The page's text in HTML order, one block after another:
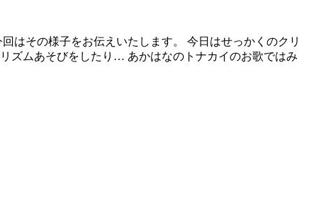
はその様子をお伝えいたします。 今日はせっかくのクリ
ズムあそびをしたり… あかはなのトナカイのお歌ではみ